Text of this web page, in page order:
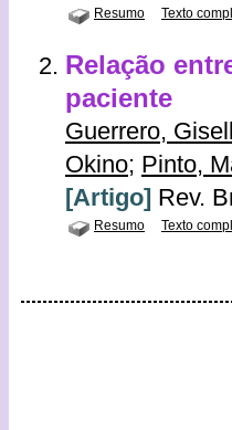
Resumo Texto
Relação
paciente
Guerrero,
Okino; Pinto,
[Artigo] Rev.
Resumo Texto